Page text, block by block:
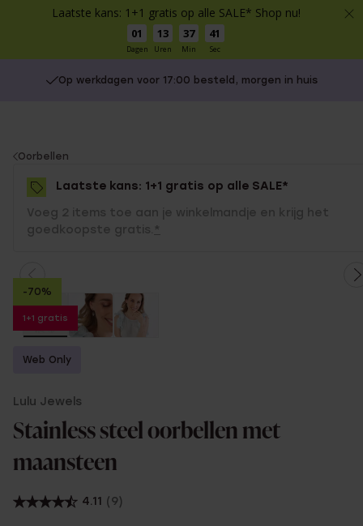
Laatste kans: 1+1 gratis op alle SALE* Shop nu!
01
Dagen
13
Uren
37
Min
41
Sec
Op werkdagen voor 17:00 besteld, morgen in huis
You
are
here:
Oorbellen
Laatste kans: 1+1 gratis op alle SALE*
Voeg 2 items toe aan je winkelmandje en krijg het
goedkoopste gratis. *
-70%
1+1 gratis
Web Only
Lulu Jewels
Stainless steel oorbellen met
maansteen
4.11 (9)